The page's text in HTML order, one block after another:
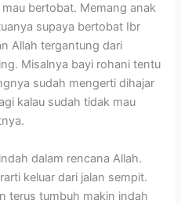
bertobat. Memang anak
supaya bertobat Ibr
Allah tergantung dari
Misalnya bayi rohani tentu
sudah mengerti dihajar
kalau sudah tidak mau
dalam rencana Allah.
keluar dari jalan sempit.
terus tumbuh makin indah